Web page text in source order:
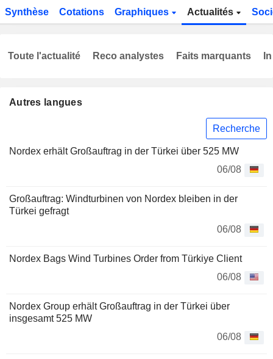
Synthèse Cotations Graphiques Actualités
Autres langues
Recherche
Nordex erhält Großauftrag in der Türkei über 525 MW
06/08
Großauftrag: Windturbinen von Nordex bleiben in der
Türkei gefragt
06/08
Nordex Bags Wind Turbines Order from Türkiye Client
06/08
Nordex Group erhält Großauftrag in der Türkei über
insgesamt 525 MW
06/08
Toute l'actualité Reco analystes Faits marquants